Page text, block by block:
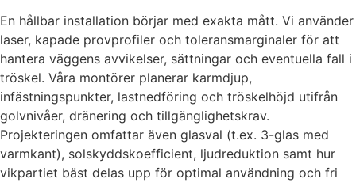
En hållbar installation börjar med exakta mått. Vi använder
laser, kapade provprofiler och toleransmarginaler för att
hantera väggens avvikelser, sättningar och eventuella fall i
tröskel. Våra montörer planerar karmdjup,
infästningspunkter, lastnedföring och tröskelhöjd utifrån
golvnivåer, dränering och tillgänglighetskrav.
Projekteringen omfattar även glasval (t.ex. 3-glas med
varmkant), solskyddskoefficient, ljudreduktion samt hur
vikpartiet bäst delas upp för optimal användning och fri